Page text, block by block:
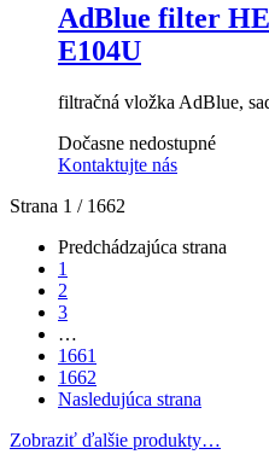
AdBlue filter
E104U
filtračná vložka AdBlue,
Dočasne nedostupné
Kontaktujte nás
Strana 1 / 1662
Predchádzajúca strana
1
2
3
…
1661
1662
Nasledujúca strana
Zobraziť ďalšie produkty…